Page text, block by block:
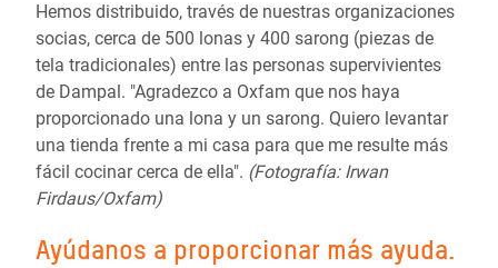
Hemos distribuido, través de nuestras organizaciones
socias, cerca de 500 lonas y 400 sarong (piezas de
tela tradicionales) entre las personas supervivientes
de Dampal. "Agradezco a Oxfam que nos haya
proporcionado una lona y un sarong. Quiero levantar
una tienda frente a mi casa para que me resulte más
fácil cocinar cerca de ella". (Fotografía: Irwan
Firdaus/Oxfam)
Ayúdanos a proporcionar más ayuda.